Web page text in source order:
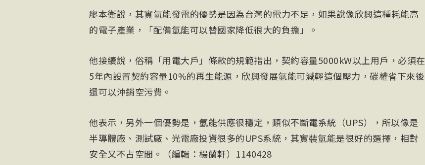
廖本衛說，其實氫能發電的優勢是因為台灣的電力不足，如果說像欣興這種耗能高
的電子產業，「配備氫能可以替國家降低很大的負擔」。
他接續說，俗稱「用電大戶」條款的規範指出，契約容量5000kW以上用戶，必須在
5年內設置契約容量10%的再生能源，欣興發展氫能可減輕這個壓力，碳權省下來後
還可以沖銷空污費。
他表示，另外一個優勢是，氫能供應很穩定，類似不斷電系統（UPS），所以像是
半導體廠、測試廠、光電廠投資很多的UPS系統，其實裝氫能是很好的選擇，相對
安全又不占空間。（編輯：楊蘭軒）1140428